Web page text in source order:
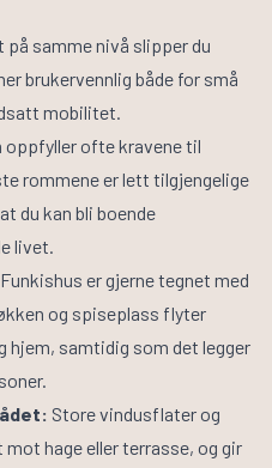
på samme nivå slipper du
brukervennlig både for små
mobilitet.
oppfyller ofte kravene til
rommene er lett tilgjengelige
du kan bli boende
livet.
Funkishus er gjerne tegnet med
og spiseplass flyter
hjem, samtidig som det legger
Store vindusflater og
hage eller terrasse, og gir